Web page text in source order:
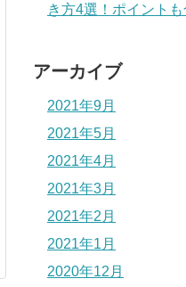
き方4選！ポイントも
アーカイブ
2021年9月
2021年5月
2021年4月
2021年3月
2021年2月
2021年1月
2020年12月